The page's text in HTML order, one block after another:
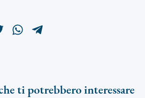
ti potrebbero interessare